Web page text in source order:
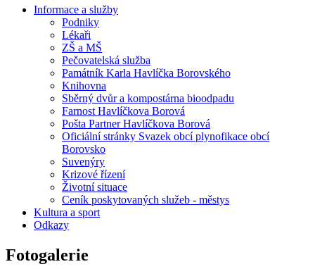
Informace a služby
Podniky
Lékaři
ZŠ a MŠ
Pečovatelská služba
Památník Karla Havlíčka Borovského
Knihovna
Sběrný dvůr a kompostárna bioodpadu
Farnost Havlíčkova Borová
Pošta Partner Havlíčkova Borová
Oficiální stránky Svazek obcí plynofikace obcí
Borovsko
Suvenýry
Krizové řízení
Životní situace
Ceník poskytovaných služeb - městys
Kultura a sport
Odkazy
Fotogalerie